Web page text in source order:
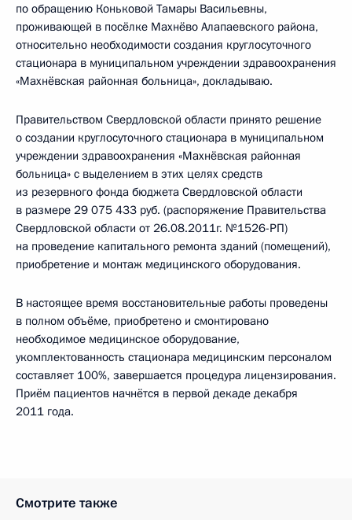
по обращению Коньковой Тамары Васильевны,
проживающей в посёлке Махнёво Алапаевского района,
относительно необходимости создания круглосуточного
стационара в муниципальном учреждении здравоохранения
«Махнёвская районная больница», докладываю.
Правительством Свердловской области принято решение
о создании круглосуточного стационара в муниципальном
учреждении здравоохранения «Махнёвская районная
больница» с выделением в этих целях средств
из резервного фонда бюджета Свердловской области
в размере 29 075 433 руб. (распоряжение Правительства
Свердловской области от 26.08.2011г. №1526-РП)
на проведение капитального ремонта зданий (помещений),
приобретение и монтаж медицинского оборудования.
В настоящее время восстановительные работы проведены
в полном объёме, приобретено и смонтировано
необходимое медицинское оборудование,
укомплектованность стационара медицинским персоналом
составляет 100%, завершается процедура лицензирования.
Приём пациентов начнётся в первой декаде декабря
2011 года.
Смотрите также